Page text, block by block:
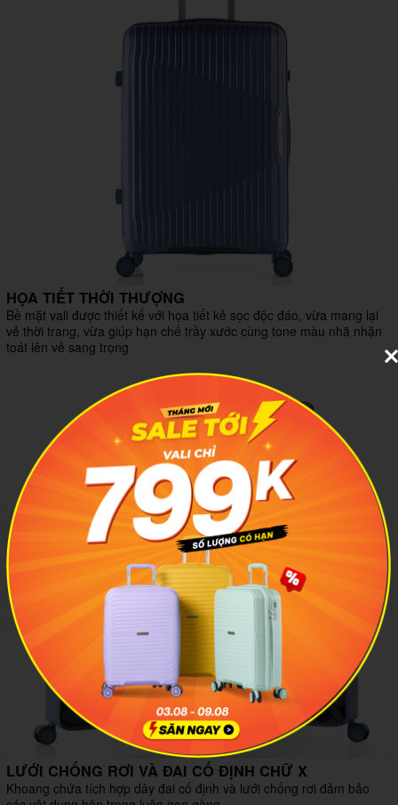
HỌA TIẾT THỜI THƯỢNG
Bề mặt vali được thiết kế với họa tiết kẻ sọc độc đáo, vừa mang lại
vẻ thời trang, vừa giúp hạn chế trầy xước cùng tone màu nhã nhặn
toát lên vẻ sang trọng
LƯỚI CHỐNG RƠI VÀ ĐAI CỐ ĐỊNH CHỮ X
Khoang chứa tích hợp dây đai cố định và lưới chống rơi đảm bảo